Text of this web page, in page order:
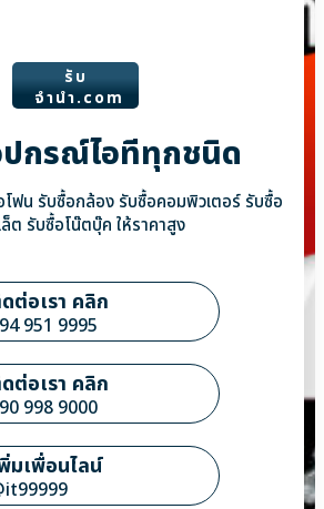
รับ
จํานํา.com
กรณ์ไอทีทุกชนิด
ฟน รับซื้อกล้อง รับซื้อคอมพิวเตอร์ รับซื้อ
ต รับซื้อโน๊ตบุ๊ค ให้ราคาสูง
ต่อเรา คลิก
951 9995
ต่อเรา คลิก
998 9000
มเพื่อนไลน์